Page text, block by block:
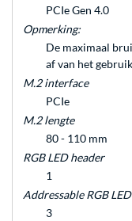
PCIe Gen 4.0
Opmerking:
De maximaal
af van het
M.2 interface
PCIe
M.2 lengte
80 - 110 mm
RGB LED header
1
Addressable RGB
3